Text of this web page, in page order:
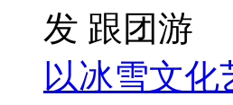
发 跟团游
以冰雪文化